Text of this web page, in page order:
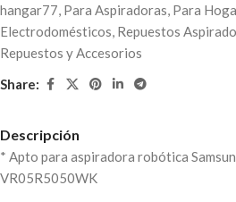
hangar77, Para Aspiradoras, Para
Electrodomésticos, Repuestos
Repuestos y Accesorios
Share:
Descripción
* Apto para aspiradora robótica
VR05R5050WK